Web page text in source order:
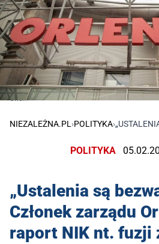
Orlen
NIEZALEŻNA.PL ›POLITYKA›
POLITYKA
„Ustalenia są
Członek zarządu
raport NIK nt. fuzji